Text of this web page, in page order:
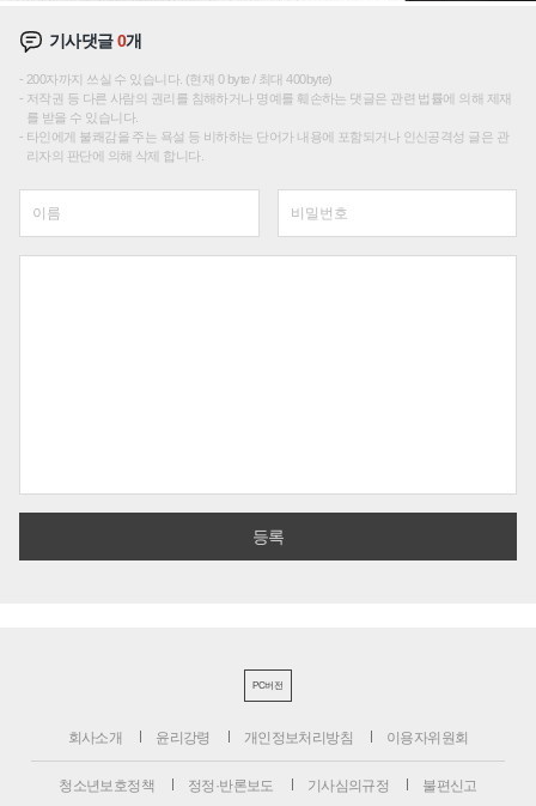
기사댓글0개
200자까지 쓰실 수 있습니다. (현재 0 byte / 최대 400byte)
저작권 등 다른 사람의 권리를 침해하거나 명예를 훼손하는 댓글은 관련 법률에 의해 제재
를 받을 수 있습니다.
타인에게 불쾌감을 주는 욕설 등 비하하는 단어가 내용에 포함되거나 인신공격성 글은 관
리자의 판단에 의해 삭제 합니다.
PC버전
회사소개 윤리강령 개인정보처리방침 이용자위원회
청소년보호정책 정정·반론보도 기사심의규정 불편신고